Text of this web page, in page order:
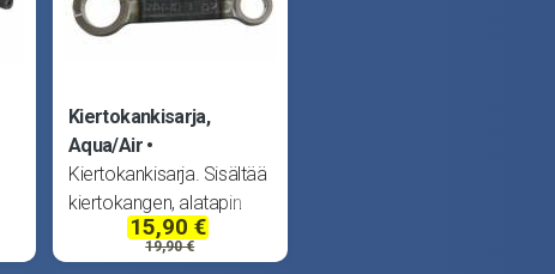
Kiertokankisarja,
Aqua/Air
Kiertokankisarja. Sisältää
kiertokangen, alatapin
sekä ala- ja yläpään
neulalaakerit. Sopii Tunturi
15,90 €
19,90 €